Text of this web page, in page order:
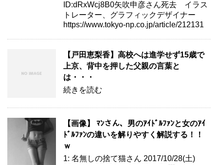
ID:dRxWcj8B0矢吹申彦さん死去 イラス
トレーター、グラフィックデザイナー
https://www.tokyo-np.co.jp/article/212131
【戸田恵梨香】高校へは進学せず15歳で
上京、背中を押した父親の言葉と
は・・・
続きを読む
【画像】 ﾏﾝさん、男のｱｲﾄﾞﾙﾌｧﾝと女のｱｲ
ﾄﾞﾙﾌｧﾝの違いを解りやすく解説する！！
ｗ
1: 名無しの捨て猫さん 2017/10/28(土)